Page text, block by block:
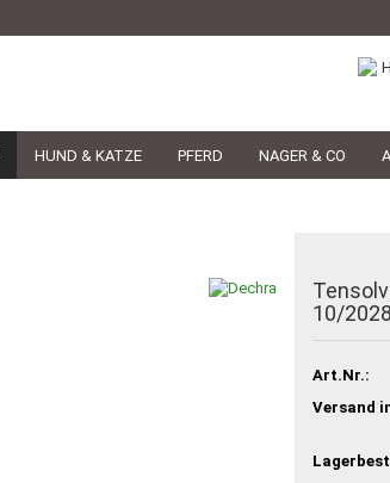
HUND & KATZE PFERD NAGER & CO
10/2028
Art.Nr.:
Versand